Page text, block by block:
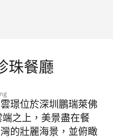
珠餐廳
雲璟位於深圳鵬瑞萊佛
之上，美景盡在餐
的壯麗海景，並俯瞰